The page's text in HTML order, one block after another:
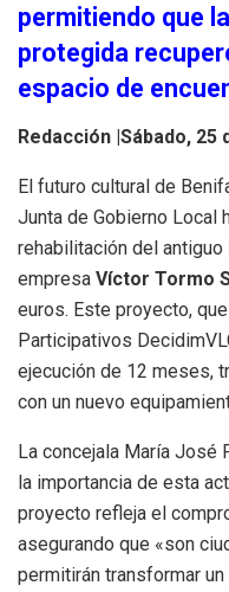
permitiendo que
protegida
espacio de
Redacción |Sábado, 25
El futuro cultural de
Junta de Gobierno Local
rehabilitación del antiguo
empresa Víctor Tormo
euros. Este proyecto,
Participativos
ejecución de 12 meses,
con un nuevo
La concejala María José
la importancia de esta
proyecto refleja el
asegurando que «son
permitirán transformar